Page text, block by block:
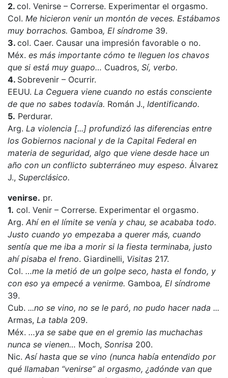
2. col. Venirse – Correrse. Experimentar el orgasmo.
Col. Me hicieron venir un montón de veces. Estábamos
muy borrachos. Gamboa, El síndrome 39.
3. col. Caer. Causar una impresión favorable o no.
Méx. es más importante cómo te lleguen los chavos
que si está muy guapo… Cuadros, Sí, verbo.
4. Sobrevenir – Ocurrir.
EEUU. La Ceguera viene cuando no estás consciente
de que no sabes todavía. Román J., Identificando.
5. Perdurar.
Arg. La violencia [...] profundizó las diferencias entre
los Gobiernos nacional y de la Capital Federal en
materia de seguridad, algo que viene desde hace un
año con un conflicto subterráneo muy espeso. Álvarez
J., Superclásico.
venirse. pr.
1. col. Venir – Correrse. Experimentar el orgasmo.
Arg. Ahí en el límite se venía y chau, se acababa todo.
Justo cuando yo empezaba a querer más, cuando
sentía que me iba a morir si la fiesta terminaba, justo
ahí pisaba el freno. Giardinelli, Visitas 217.
Col. …me la metió de un golpe seco, hasta el fondo, y
con eso ya empecé a venirme. Gamboa, El síndrome
39.
Cub. ...no se vino, no se le paró, no pudo hacer nada ...
Armas, La tabla 209.
Méx. …ya se sabe que en el gremio las muchachas
nunca se vienen… Moch, Sonrisa 200.
Nic. Así hasta que se vino (nunca había entendido por
qué llamaban “venirse” al orgasmo, ¿adónde van que